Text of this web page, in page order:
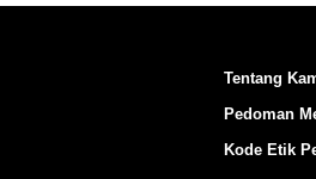
Tentang
Pedoman
Kode Etik